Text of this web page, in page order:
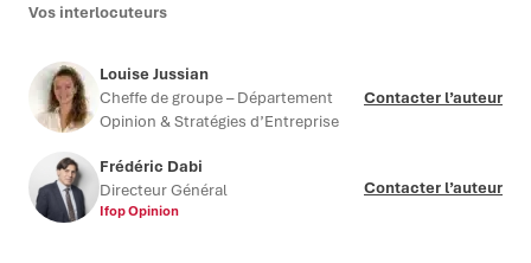
Vos interlocuteurs
Louise Jussian
Cheffe de groupe – Département
Opinion & Stratégies d’Entreprise
Contacter l’auteur
Frédéric Dabi
Directeur Général
Ifop Opinion
Contacter l’auteur